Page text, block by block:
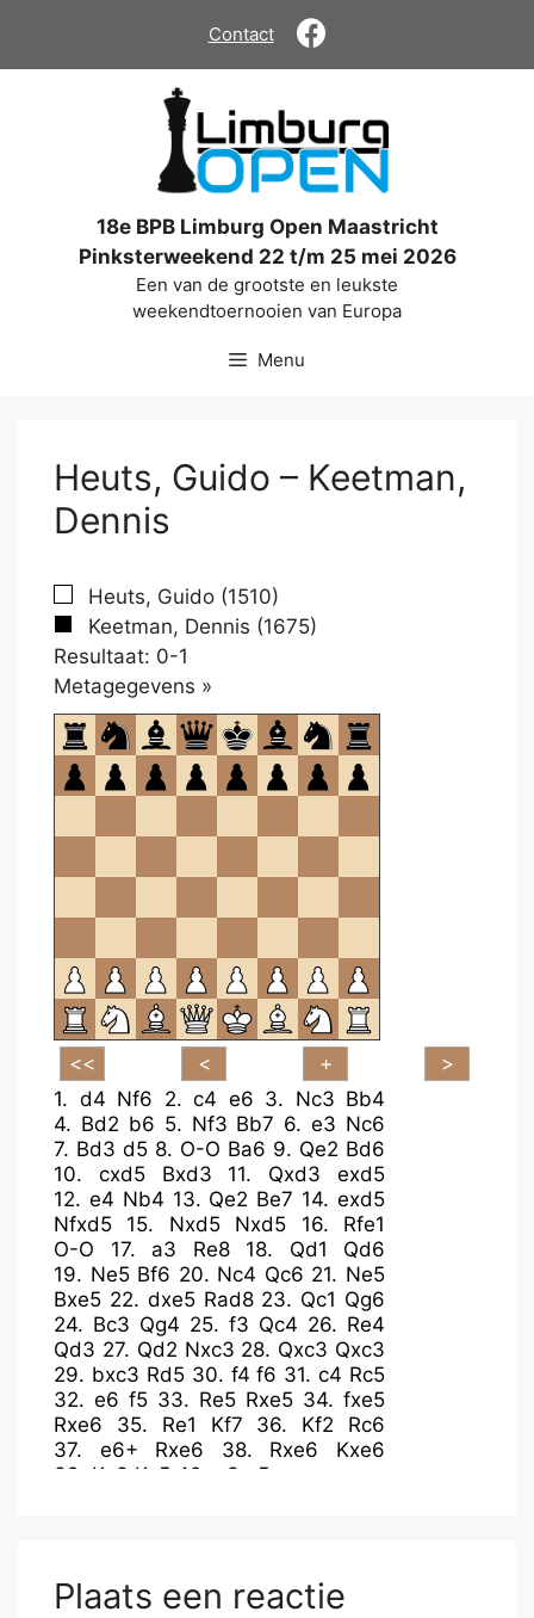
de
Contact
18e BPB Limburg Open Maastricht
Pinksterweekend 22 t/m 25 mei 2026
Een van de grootste en leukste
weekendtoernooien van Europa
Menu
Heuts, Guido – Keetman,
Dennis
Heuts, Guido (1510)
Keetman, Dennis (1675)
Resultaat: 0-1
Metagegevens »
om
te
openen.
1. d4 Nf6 2. c4 e6 3. Nc3 Bb4
4. Bd2 b6 5. Nf3 Bb7 6.e3 Nc6
7. Bd3 d5 8. O-O Ba6 9. Qe2 Bd6
10. cxd5 Bxd3 11. Qxd3
exd5
12. e4 Nb4 13. Qe2 Be7 14.exd5
Nfxd5
15. Nxd5 Nxd5 16. Rfe1
O-O
17. a3 Re8 18. Qd1
Qd6
19. Ne5 Bf6 20. Nc4 Qc6 21. Ne5
Bxe5 22. dxe5 Rad8 23. Qc1 Qg6
24. Bc3 Qg4 25. f3 Qc4 26. Re4
Qd3 27. Qd2 Nxc3 28. Qxc3 Qxc3
29. bxc3 Rd5 30. f4 f6 31.c4 Rc5
32. e6 f5 33. Re5 Rxe5 34. fxe5
Rxe6
35. Re1 Kf7 36. Kf2
Rc6
37. e6+ Rxe6 38. Rxe6
Kxe6
39. Ke3 Ke5 40. g3 g5
Plaats een reactie